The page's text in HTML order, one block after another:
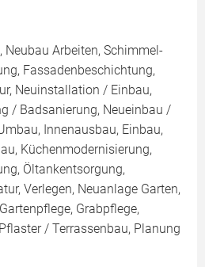
Neubau Arbeiten, Schimmel-
Fassadenbeschichtung,
Neuinstallation / Einbau,
/ Badsanierung, Neueinbau /
Innenausbau, Einbau,
Küchenmodernisierung,
Öltankentsorgung,
Verlegen, Neuanlage Garten,
Grabpflege,
/ Terrassenbau, Planung